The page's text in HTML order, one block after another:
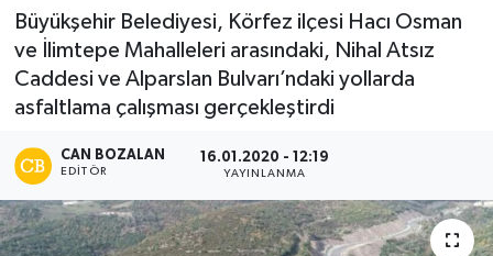
Büyükşehir Belediyesi, Körfez ilçesi Hacı Osman
ve İlimtepe Mahalleleri arasındaki, Nihal Atsız
Caddesi ve Alparslan Bulvarı’ndaki yollarda
asfaltlama çalışması gerçekleştirdi
CAN BOZALAN
EDITÖR
16.01.2020 - 12:19
YAYINLANMA
Süper Lig Puan Durumu ve Fikstür
Tüm Manşetler
Son Dakika Haberleri
Haber Arşivi